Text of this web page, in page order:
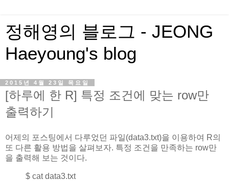
정해영의 블로그 - JEONG
Haeyoung's blog
2015년 4월 23일 목요일
[하루에 한 R] 특정 조건에 맞는 row만
출력하기
어제의 포스팅에서 다루었던 파일(data3.txt)을 이용하여 R의
또 다른 활용 방법을 살펴보자. 특정 조건을 만족하는 row만
을 출력해 보는 것이다.
$ cat data3.txt